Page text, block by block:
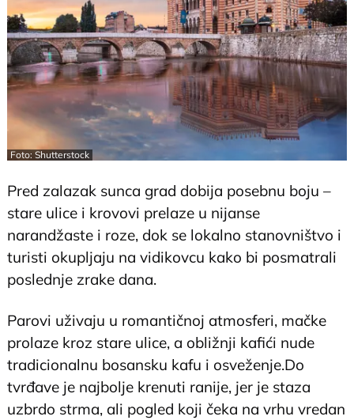
Foto: Shutterstock
Pred zalazak sunca grad dobija posebnu boju –
stare ulice i krovovi prelaze u nijanse
narandžaste i roze, dok se lokalno stanovništvo i
turisti okupljaju na vidikovcu kako bi posmatrali
poslednje zrake dana.
Parovi uživaju u romantičnoj atmosferi, mačke
prolaze kroz stare ulice, a obližnji kafići nude
tradicionalnu bosansku kafu i osveženje.Do
tvrđave je najbolje krenuti ranije, jer je staza
uzbrdo strma, ali pogled koji čeka na vrhu vredan